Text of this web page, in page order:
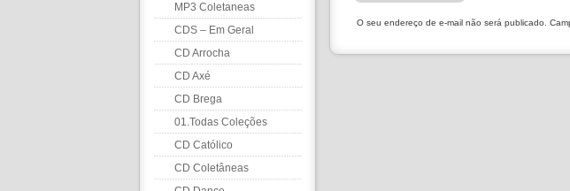
MP3 Coletaneas
CDS – Em Geral
CD Arrocha
CD Axé
CD Brega
01.Todas Coleções
CD Católico
CD Coletâneas
O seu endereço de e-mail não será publicado.